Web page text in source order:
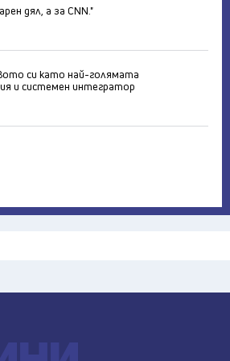
дял, а за CNN."
си като най-голямата
и системен интегратор